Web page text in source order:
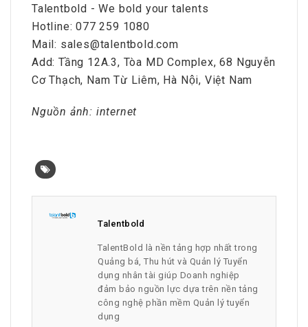
Talentbold - We bold your talents
Hotline: 077 259 1080
Mail: sales@talentbold.com
Add: Tầng 12A.3, Tòa MD Complex, 68 Nguyễn
Cơ Thạch, Nam Từ Liêm, Hà Nội, Việt Nam
Nguồn ảnh: internet
Talentbold
TalentBold là nền tảng hợp nhất trong
Quảng bá, Thu hút và Quản lý Tuyển
dụng nhân tài giúp Doanh nghiệp
đảm bảo nguồn lực dựa trên nền tảng
công nghệ phần mềm Quản lý tuyển
dụng